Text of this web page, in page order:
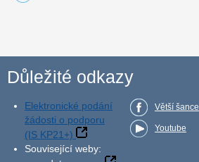
Důležité odkazy
Elektronické podání
žádosti o podporu
(IS KP21+)
Související weby:
Větší šance
Youtube